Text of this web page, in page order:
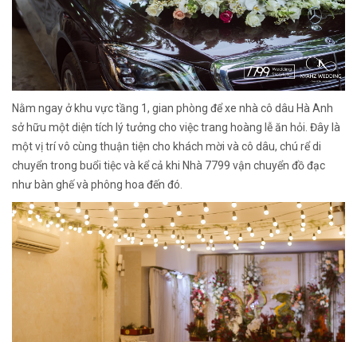
Nằm ngay ở khu vực tầng 1, gian phòng để xe nhà cô dâu Hà Anh
sở hữu một diện tích lý tưởng cho việc trang hoàng lễ ăn hỏi. Đây là
một vị trí vô cùng thuận tiện cho khách mời và cô dâu, chú rể di
chuyển trong buổi tiệc và kể cả khi Nhà 7799 vận chuyển đồ đạc
như bàn ghế và phông hoa đến đó.